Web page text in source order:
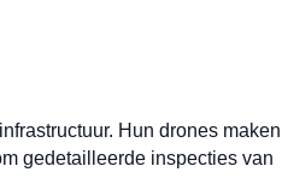
Hun drones maken
gedetailleerde inspecties van